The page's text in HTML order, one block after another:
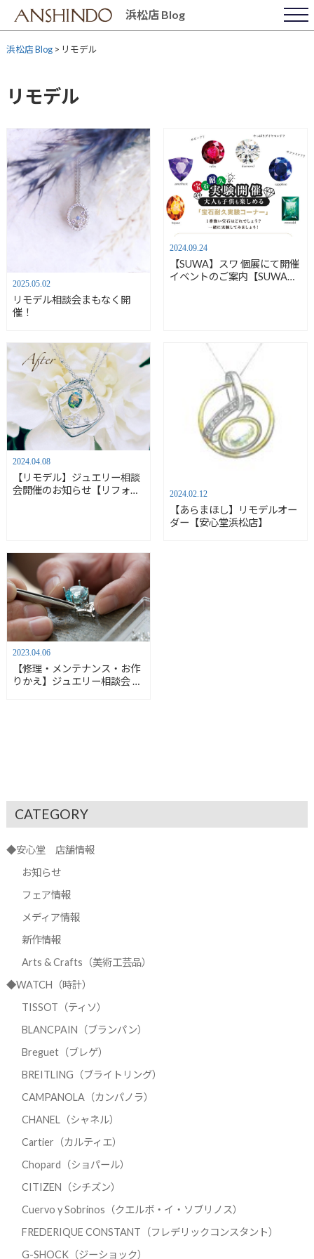
content
浜松店 Blog
浜松店 Blog> リモデル
リモデル
2025.05.02
リモデル相談会まもなく開
催！
2024.09.24
【SUWA】スワ 個展にて開催
イベントのご案内【SUWA個
2024.04.08
【リモデル】ジュエリー相談
会開催のお知らせ【リフォー
2024.02.12
【あらまほし】リモデルオー
ダー【安心堂浜松店】
2023.04.06
【修理・メンテナンス・お作
りかえ】ジュエリー相談会 開
CATEGORY
◆安心堂 店舗情報
お知らせ
フェア情報
メディア情報
新作情報
Arts & Crafts（美術工芸品）
◆WATCH（時計）
TISSOT（ティソ）
BLANCPAIN（ブランパン）
Breguet（ブレゲ）
BREITLING（ブライトリング）
CAMPANOLA（カンパノラ）
CHANEL（シャネル）
Cartier（カルティエ）
Chopard（ショパール）
CITIZEN（シチズン）
Cuervo y Sobrinos（クエルボ・イ・ソブリノス）
FREDERIQUE CONSTANT（フレデリックコンスタント）
G-SHOCK（ジーショック）